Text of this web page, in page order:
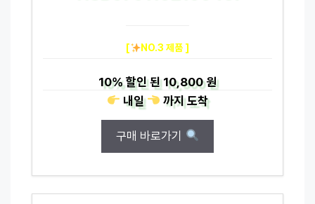
[ NO.3 제품 ]
10%할인 된10,800 원
내일
까지도착
구매 바로가기